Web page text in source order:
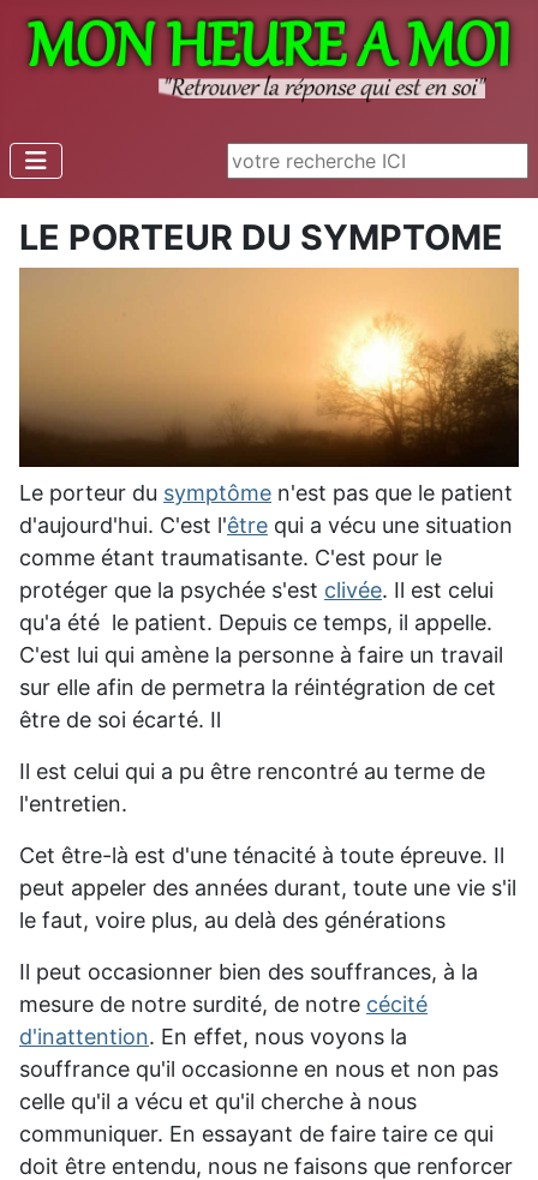
Rechercher
LE PORTEUR DU SYMPTOME
Le porteur du symptôme n'est pas que le patient
d'aujourd'hui. C'est l'être qui a vécu une situation
comme étant traumatisante. C'est pour le
protéger que la psychée s'est clivée. Il est celui
qu'a été le patient. Depuis ce temps, il appelle.
C'est lui qui amène la personne à faire un travail
sur elle afin de permetra la réintégration de cet
être de soi écarté. Il
Il est celui qui a pu être rencontré au terme de
l'entretien.
Cet être-là est d'une ténacité à toute épreuve. Il
peut appeler des années durant, toute une vie s'il
le faut, voire plus, au delà des générations
Il peut occasionner bien des souffrances, à la
mesure de notre surdité, de notre cécité
d'inattention. En effet, nous voyons la
souffrance qu'il occasionne en nous et non pas
celle qu'il a vécu et qu'il cherche à nous
communiquer. En essayant de faire taire ce qui
doit être entendu, nous ne faisons que renforcer